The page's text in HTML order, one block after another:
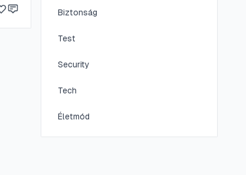
Biztonság
Test
Security
Tech
Életmód